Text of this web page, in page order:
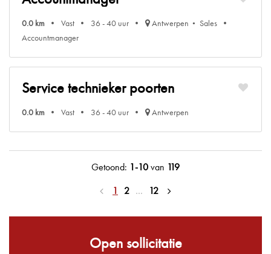
0.0 km Vast 36 - 40 uur Antwerpen
Sales
Accountmanager
Service technieker poorten
0.0 km Vast 36 - 40 uur Antwerpen
Getoond: 1-10van 119
1
2 … 12
Open sollicitatie